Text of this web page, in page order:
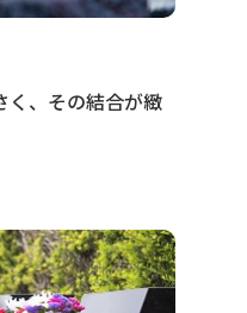
く、その結合が緻